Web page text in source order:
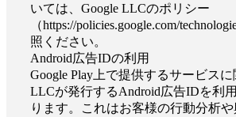
いては、Google LLCのポリシー
（https://policies.google.com/
照ください。
Android広告IDの利用
Google Play上で提供するサービス
LLCが発行するAndroid広告IDを利
ります。これはお客様の行動分析